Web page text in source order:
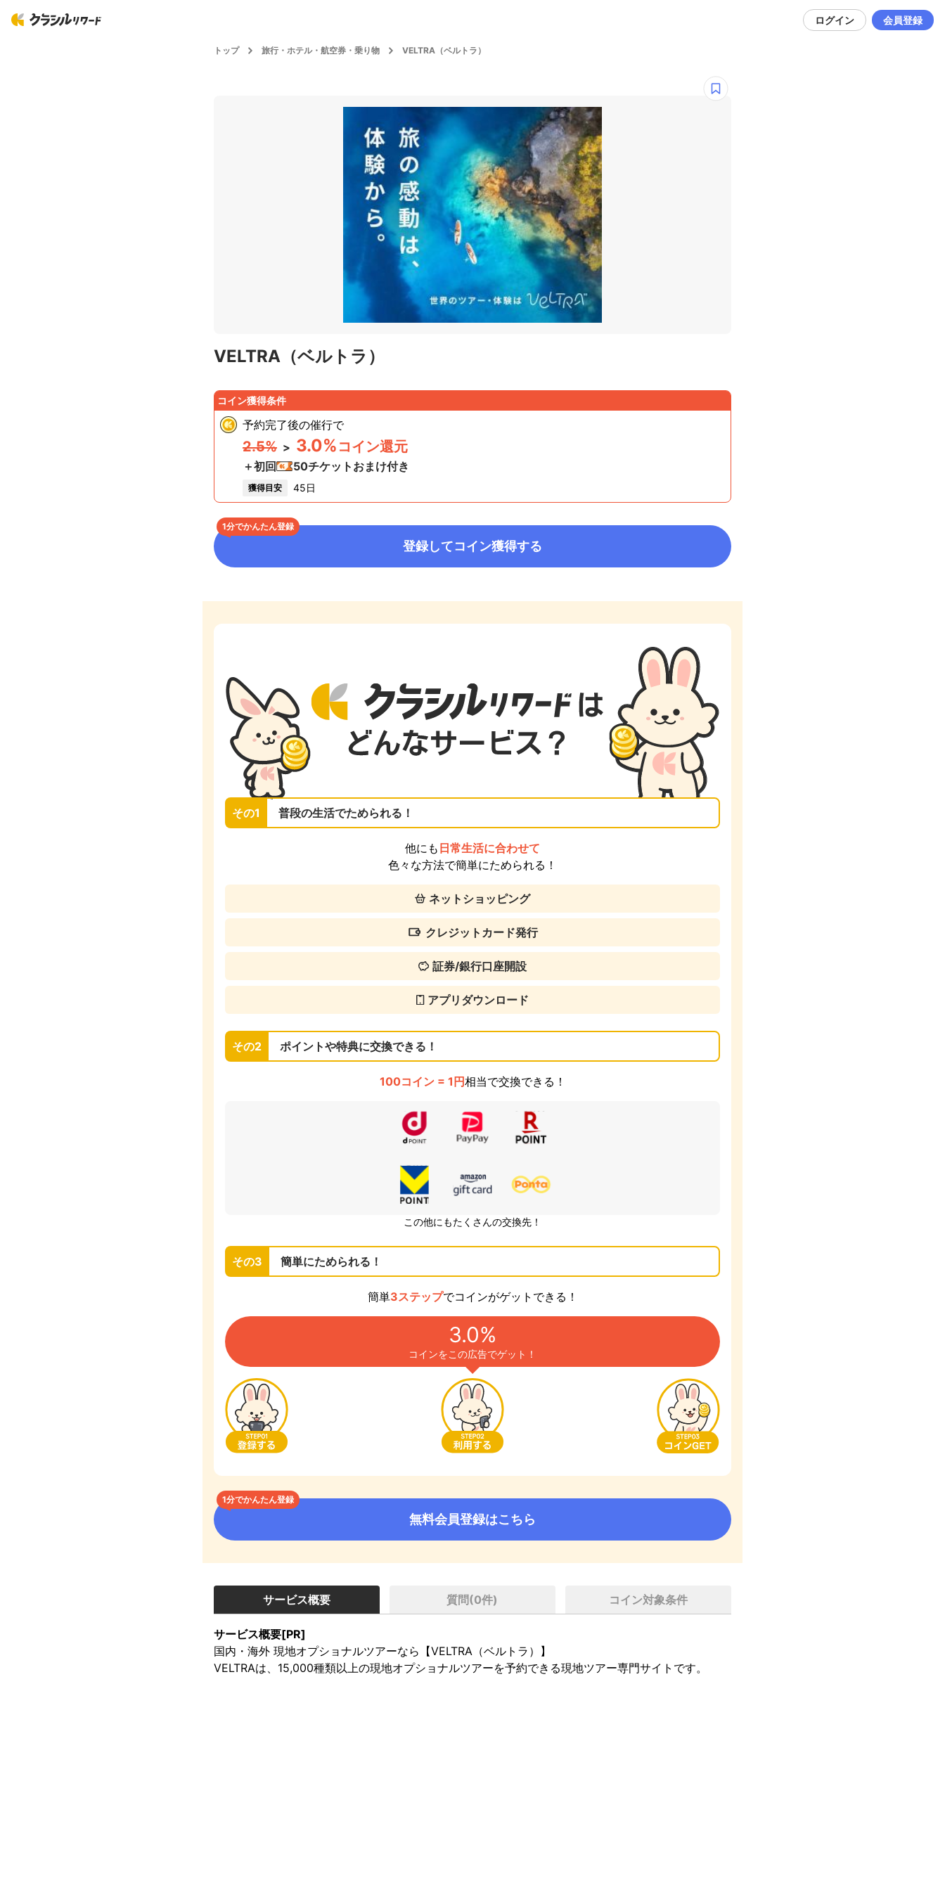
ログイン 会員登録
トップ 旅行・ホテル・航空券・乗り物 VELTRA（ベルトラ）
VELTRA（ベルトラ）
コイン獲得条件
予約完了後の催行で
2.5% > 3.0% コイン還元
＋初回 50チケットおまけ付き
獲得目安 45日
1分でかんたん登録
登録してコイン獲得する
その1 普段の生活でためられる！
他にも 日常生活に合わせて
色々な方法で簡単にためられる！
ネットショッピング
クレジットカード発行
証券/銀行口座開設
アプリダウンロード
その2 ポイントや特典に交換できる！
100コイン = 1円相当で交換できる！
この他にもたくさんの交換先！
その3 簡単にためられる！
簡単3ステップでコインがゲットできる！
3.0%
コインをこの広告でゲット！
1分でかんたん登録
無料会員登録はこちら
サービス概要 質問(0件) コイン対象条件
サービス概要[PR]
国内・海外 現地オプショナルツアーなら【VELTRA（ベルトラ）】
VELTRAは、15,000種類以上の現地オプショナルツアーを予約できる現地ツアー専門サイトです。